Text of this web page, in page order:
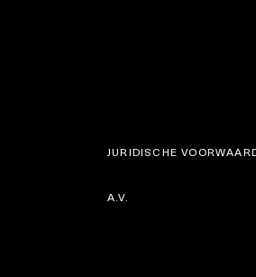
JURIDISCHE
A.V.